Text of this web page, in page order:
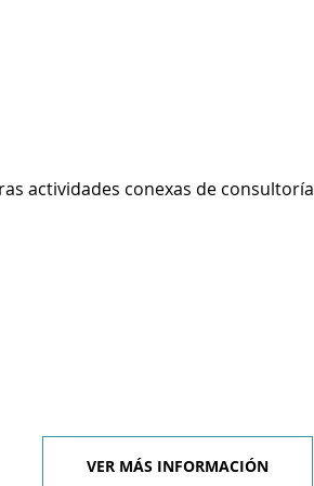
actividades conexas de consultoría
VER MÁS INFORMACIÓN